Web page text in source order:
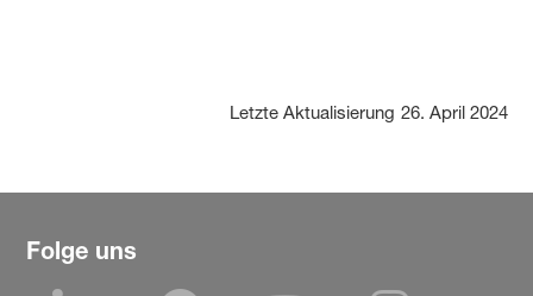
Letzte Aktualisierung 26. April 2024
Folge uns